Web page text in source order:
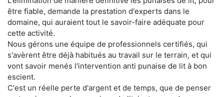
être fiable, demande la prestation d'experts dans le
domaine, qui auraient tout le savoir-faire adéquate pour
cette activité.
Nous gérons une équipe de professionnels certifiés, qui
s'avèrent être déjà habitués au travail sur le terrain, et qui
vont savoir menés l'intervention anti punaise de lit à bon
escient.
C'est un réelle perte d'argent et de temps, que de penser